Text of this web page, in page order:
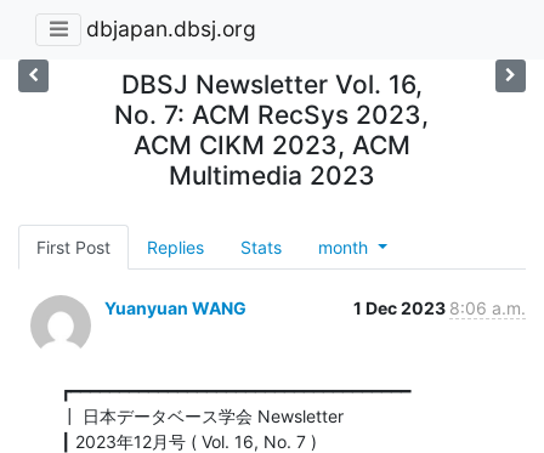
dbjapan.dbsj.org
DBSJ Newsletter Vol. 16,
No. 7: ACM RecSys 2023,
ACM CIKM 2023, ACM
Multimedia 2023
First Post Replies Stats month
Yuanyuan WANG 1 Dec 2023 8:06 a.m.
┏━━━━━━━━━━━━━━━━━━━━━━━━━━━━━━━━━━━
┃ 日本データベース学会 Newsletter
┃ 2023年12月号 ( Vol. 16, No. 7 )